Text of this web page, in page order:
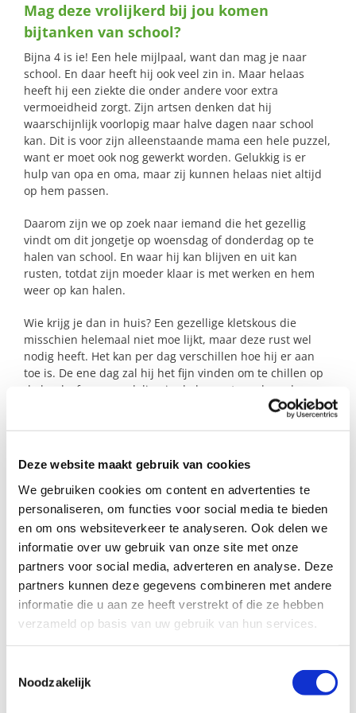
Deze website maakt gebruik van cookies
We gebruiken cookies om content en advertenties te
personaliseren, om functies voor social media te bieden
en om ons websiteverkeer te analyseren. Ook delen we
informatie over uw gebruik van onze site met onze
partners voor social media, adverteren en analyse. Deze
partners kunnen deze gegevens combineren met andere
informatie die u aan ze heeft verstrekt of die ze hebben
verzameld op basis van uw gebruik van hun services.
Noodzakelijk
naar:
Mag deze vrolijkerd bij jou komen
bijtanken van school?
Bijna 4 is ie! Een hele mijlpaal, want dan mag je naar
school. En daar heeft hij ook veel zin in. Maar helaas
heeft hij een ziekte die onder andere voor extra
vermoeidheid zorgt. Zijn artsen denken dat hij
waarschijnlijk voorlopig maar halve dagen naar school
kan. Dit is voor zijn alleenstaande mama een hele puzzel,
want er moet ook nog gewerkt worden. Gelukkig is er
hulp van opa en oma, maar zij kunnen helaas niet altijd
op hem passen.
Daarom zijn we op zoek naar iemand die het gezellig
vindt om dit jongetje op woensdag of donderdag op te
halen van school. En waar hij kan blijven en uit kan
rusten, totdat zijn moeder klaar is met werken en hem
weer op kan halen.
Wie krijg je dan in huis? Een gezellige kletskous die
misschien helemaal niet moe lijkt, maar deze rust wel
nodig heeft. Het kan per dag verschillen hoe hij er aan
toe is. De ene dag zal hij het fijn vinden om te chillen op
de bank of een wandeling in de buggy te maken, de
andere dag gaat hij na zijn rustmoment misschien wel
lekker spelen. Hij houdt ervan om spelletjes te doen, te
Heb jij een plekje over op de bank voor dit mannetje? Dan
horen wij het graag!
Profiel steungezin
Wij zoeken een steungezin in (de buurt van)
Heythuysen:
Dat kan zien wat dit jongetje nodig heeft;
Dat hem op kan halen van de basisschool
Waar hij welkom is op woensdag tot 18.00